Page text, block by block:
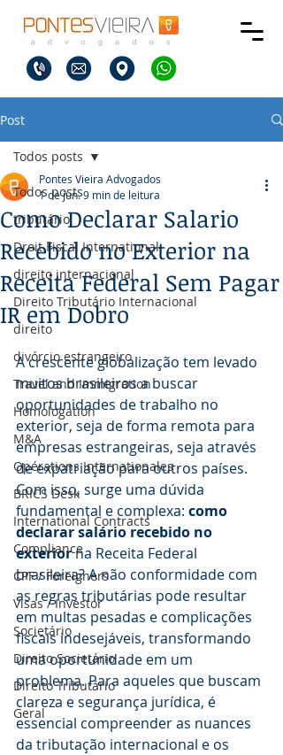
Post
Todos posts
tributário
Droit Fiscal International
direito internacional
Direito Tributário Internacional
direito
divórcio estrangeiro
Travel and Immigration
Homologation
M&A
Opérations Internationales
BRICS Desk
International Contracts
Compliance
CPF / Foreigners
Visas / Investor
Societário
Direito Societário
Direito Tributário
Geral
Todos posts
Como Declarar Salario
Recebido no Exterior na
Receita Federal Sem Pagar
IR em Dobro
Pontes Vieira Advogados
1 de jun.9 min de leitura
A crescente globalização tem levado
muitos brasileiros a buscar
oportunidades de trabalho no
exterior, seja de forma remota para
empresas estrangeiras, seja através
de expatriação para outros países.
Com isso, surge uma dúvida
fundamental e complexa: como
declarar salário recebido no
exterior na Receita Federal
brasileira? A não conformidade com
as regras tributárias pode resultar
em multas pesadas e complicações
fiscais indesejáveis, transformando
uma oportunidade em um
problema. Para aqueles que buscam
clareza e segurança jurídica, é
essencial compreender as nuances
da tributação internacional e os